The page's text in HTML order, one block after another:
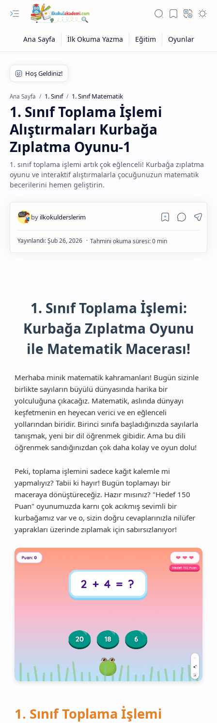
Eğitim
Ana Sayfa 1. Sınıf 1. Sınıf Matematik
1. Sınıf Toplama İşlemi
Alıştırmaları Kurbağa
Zıplatma Oyunu-1
1. sınıf toplama işlemi artık çok eğlenceli! Kurbağa zıplatma
oyunu ve interaktif alıştırmalarla çocuğunuzun matematik
becerilerini hemen geliştirin.
1. Sınıf Toplama İşlemi:
Kurbağa Zıplatma Oyunu
ile Matematik Macerası!
Merhaba minik matematik kahramanları! Bugün sizinle
birlikte sayıların büyülü dünyasında harika bir
yolculuğuna çıkacağız. Matematik, aslında dünyayı
keşfetmenin en heyecan verici ve en eğlenceli
yollarından biridir. Birinci sınıfa başladığınızda sayılarla
tanışmak, yeni bir dil öğrenmek gibidir. Ama bu dili
öğrenmek sandığınızdan çok daha kolay ve oyun dolu!
Peki, toplama işlemini sadece kağıt kalemle mi
yapmalıyız? Tabii ki hayır! Bugün toplamayı bir
maceraya dönüştüreceğiz. Hazır mısınız? "Hedef 150
Puan" oyunumuzda karnı çok acıkmış sevimli bir
kurbağamız var ve o, sizin doğru cevaplarınızla nilüfer
yaprakları üzerinde zıplamak için sabırsızlanıyor!
1. Sınıf Toplama İşlemi